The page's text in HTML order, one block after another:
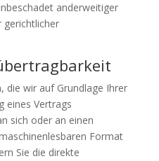
anderweitiger
gerichtlicher
die wir auf Grundlage Ihrer
eines Vertrags
sich oder an einen
Format
Sie die direkte